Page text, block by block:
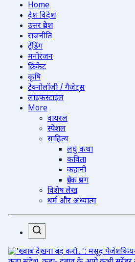
Home
देश विदेश
उत्तर प्रदेश
राजनीति
ट्रेंडिंग
मनोरंजन
क्रिकेट
कृषि
टेक्नोलॉजी / गैजेट्स
लाइफस्टाइल
More
वायरल
स्पेशल
साहित्य
लघु कथा
कविता
कहानी
प्रेरक प्रसंग
विशेष लेख
धर्म और अध्यात्म